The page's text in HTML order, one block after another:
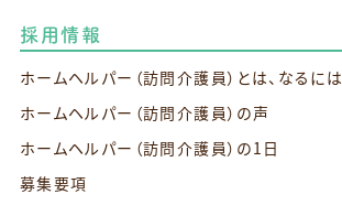
採用情報
ホームヘルパー（訪問介護員）とは、なるには
ホームヘルパー（訪問介護員）の声
ホームヘルパー（訪問介護員）の1日
募集要項